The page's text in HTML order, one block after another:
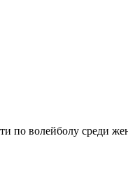
по волейболу